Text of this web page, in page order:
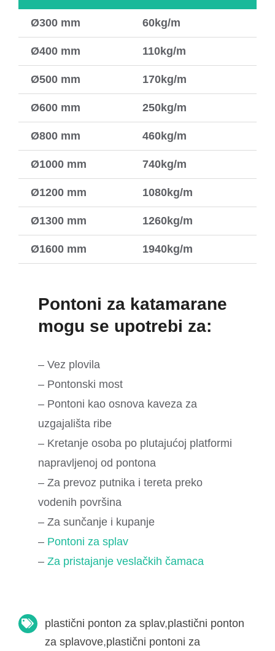
Ø300 mm 60kg/m
Ø400 mm 110kg/m
Ø500 mm 170kg/m
Ø600 mm 250kg/m
Ø800 mm 460kg/m
Ø1000 mm 740kg/m
Ø1200 mm 1080kg/m
Ø1300 mm 1260kg/m
Ø1600 mm 1940kg/m
Pontoni za katamarane
mogu se upotrebi za:
– Vez plovila
– Pontonski most
– Pontoni kao osnova kaveza za
uzgajališta ribe
– Kretanje osoba po plutajućoj platformi
napravljenoj od pontona
– Za prevoz putnika i tereta preko
vodenih površina
– Za sunčanje i kupanje
– Pontoni za splav
–Za pristajanje veslačkih čamaca
plastični ponton za splav,plastični ponton
za splavove,plastični pontoni za